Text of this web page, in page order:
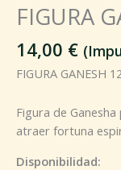
FIGURA
14,00 €
FIGURA GANESH
Figura de
atraer fortuna
Disponibilidad: